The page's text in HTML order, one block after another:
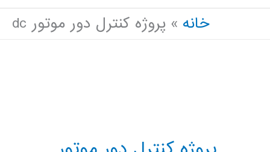
اصلی
خانه پروژه کنترل دور موتور dc